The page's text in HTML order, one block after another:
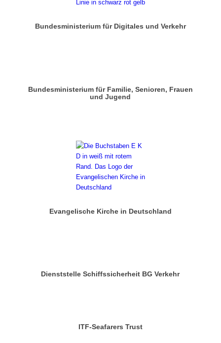
Bundesministerium für Digitales und Verkehr
Bundesministerium für Familie, Senioren, Frauen
und Jugend
Evangelische Kirche in Deutschland
Dienststelle Schiffssicherheit BG Verkehr
ITF-Seafarers Trust